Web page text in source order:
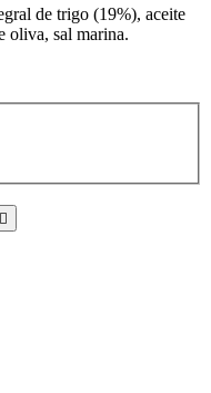
de trigo (19%), aceite
oliva, sal marina.
